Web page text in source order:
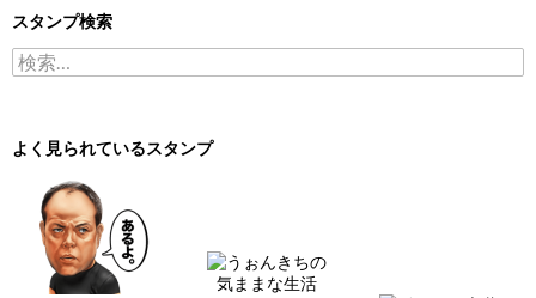
スタンプ検索
検索:
よく見られているスタンプ